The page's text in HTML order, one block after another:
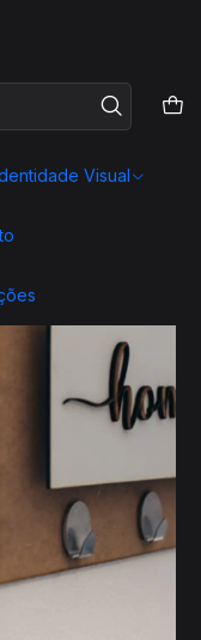
Visual
para a sua casa